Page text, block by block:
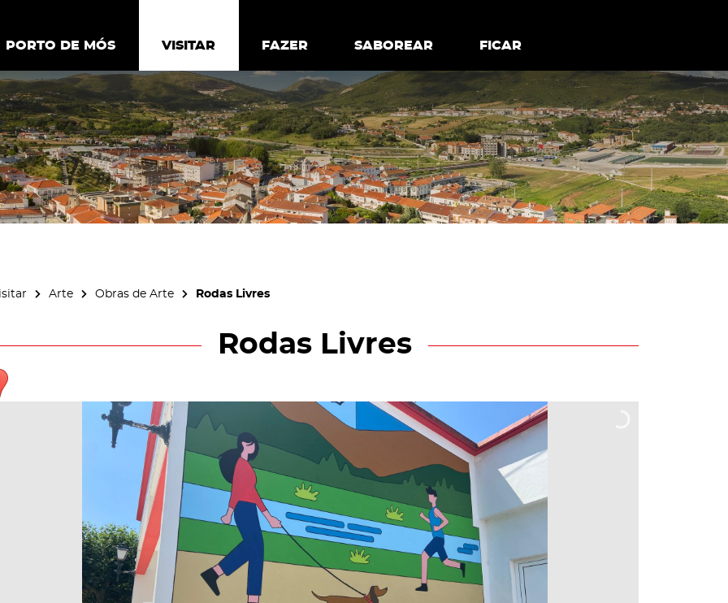
PORTO DE MÓS
VISITAR FAZER SABOREAR FICAR
PORTO DE MÓS VISITAR FAZER SABOREAR FICAR
Arte Obras de Arte Rodas Livres
Rodas Livres